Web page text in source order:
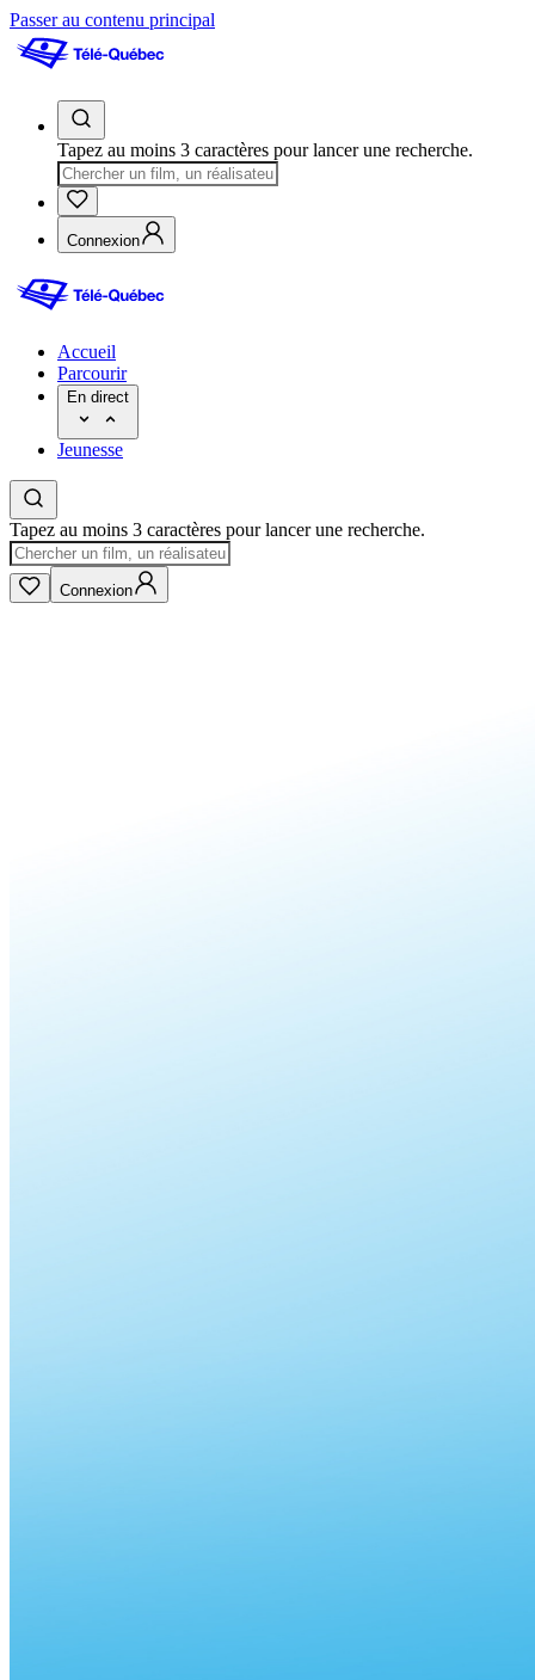
Passer au contenu principal
Tapez au moins 3 caractères pour lancer une recherche.
Connexion
Accueil
Parcourir
En direct
Jeunesse
Tapez au moins 3 caractères pour lancer une recherche.
Connexion